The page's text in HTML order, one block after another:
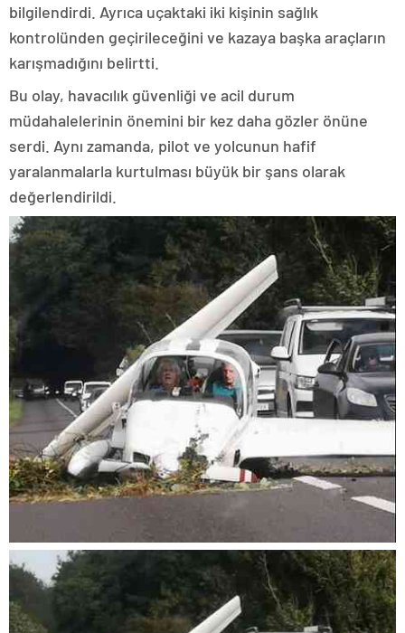
bilgilendirdi. Ayrıca uçaktaki iki kişinin sağlık
kontrolünden geçirileceğini ve kazaya başka araçların
karışmadığını belirtti.
Bu olay, havacılık güvenliği ve acil durum
müdahalelerinin önemini bir kez daha gözler önüne
serdi. Aynı zamanda, pilot ve yolcunun hafif
yaralanmalarla kurtulması büyük bir şans olarak
değerlendirildi.